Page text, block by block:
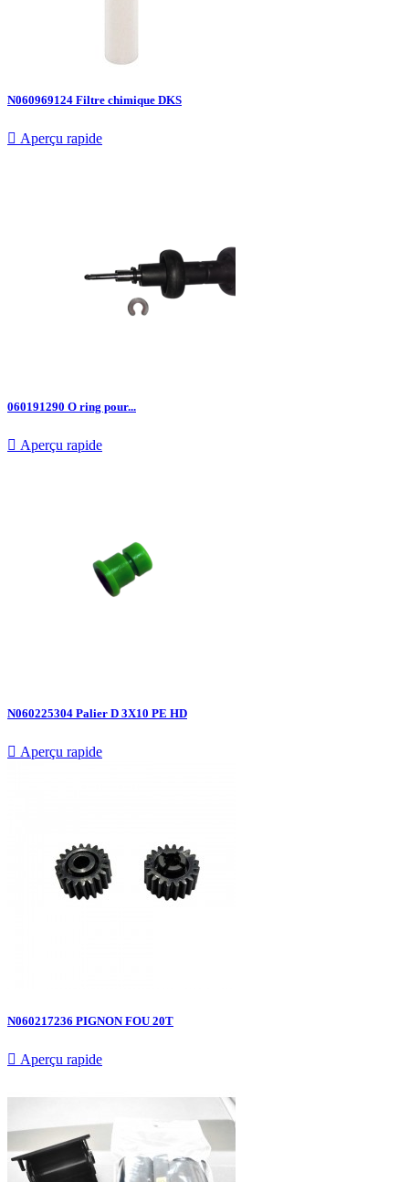
N060969124 Filtre chimique DKS
 Aperçu rapide
060191290 O ring pour...
 Aperçu rapide
N060225304 Palier D 3X10 PE HD
 Aperçu rapide
N060217236 PIGNON FOU 20T
 Aperçu rapide